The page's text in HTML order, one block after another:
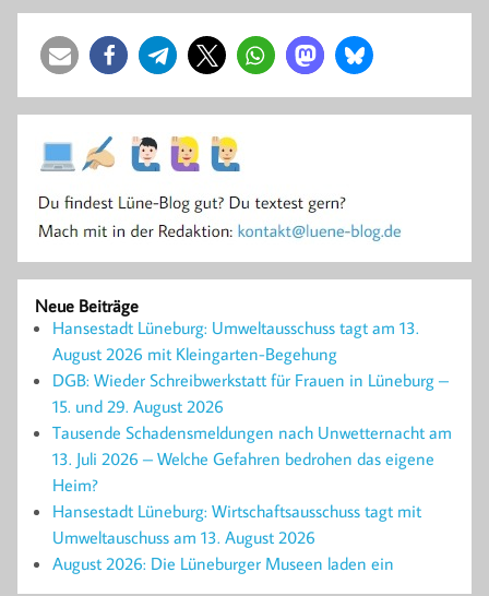
Neue Beiträge
Hansestadt Lüneburg: Umweltausschuss tagt am 13.
August 2026 mit Kleingarten-Begehung
DGB: Wieder Schreibwerkstatt für Frauen in Lüneburg –
15. und 29. August 2026
Tausende Schadensmeldungen nach Unwetternacht am
13. Juli 2026 – Welche Gefahren bedrohen das eigene
Heim?
Hansestadt Lüneburg: Wirtschaftsausschuss tagt mit
Umweltauschuss am 13. August 2026
August 2026: Die Lüneburger Museen laden ein